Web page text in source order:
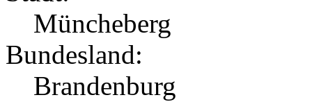
Müncheberg
Bundesland:
Brandenburg